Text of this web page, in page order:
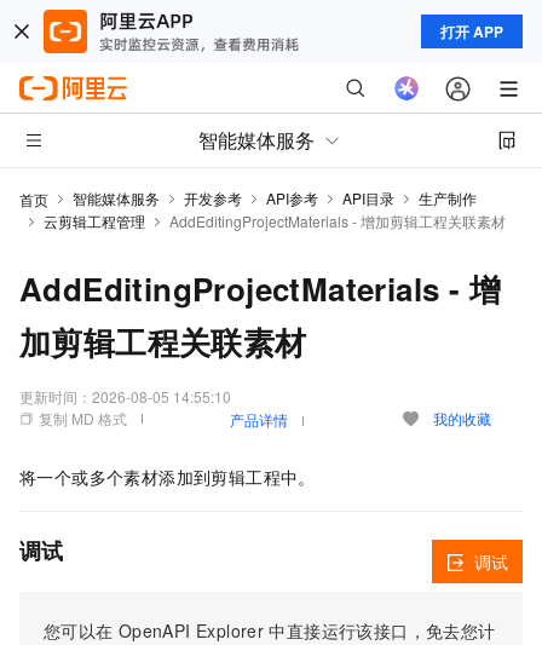
打开 APP
智能媒体服务
首页 智能媒体服务 开发参考 API参考 API目录
生产制作
云剪辑工程管理
AddEditingProjectMaterials - 增加剪辑工程关联素材
AddEditingProjectMaterials - 增
加剪辑工程关联素材
更新时间： 2026-08-05 14:55:10
复制 MD 格式
产品详情 我的收藏
将一个或多个素材添加到剪辑工程中。
调试
您可以在 OpenAPI Explorer 中直接运行该接口，免去您计
调试